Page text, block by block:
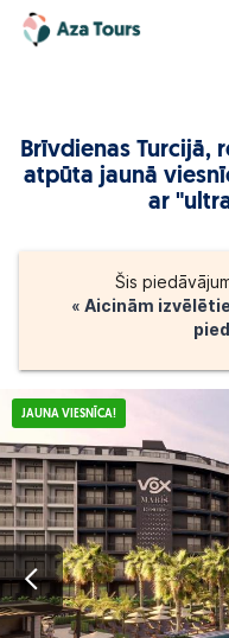
Ceļojumi
pa Eiropu
(ar
lidmašīnu)
Brīvdienas Turcijā,
atpūta jaunā
ar
Šis
« Aicinām
JAUNA VIESNĪCA!